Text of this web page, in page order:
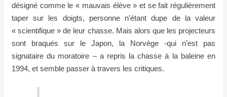
désigné comme le « mauvais élève » et se fait régulièrement
taper sur les doigts, personne n’étant dupe de la valeur
« scientifique » de leur chasse. Mais alors que les projecteurs
sont braqués sur le Japon, la Norvège -qui n’est pas
signataire du moratoire – a repris la chasse à la baleine en
1994, et semble passer à travers les critiques.